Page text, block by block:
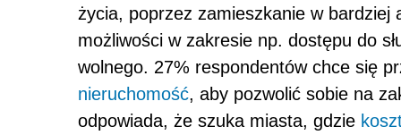
życia, poprzez zamieszkanie w
możliwości w zakresie np. dostępu do
wolnego. 27% respondentów chce się
nieruchomość, aby pozwolić sobie na
odpowiada, że szuka miasta, gdzie